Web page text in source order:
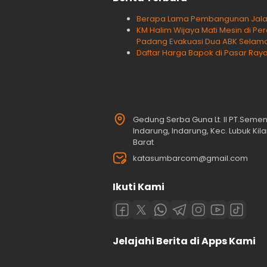
Berapa Lama Pembangunan
KM Halim Wijaya Mati Mesin di
Padang Evakuasi Dua ABK
Daftar Harga Bapok di Pasar
Gedung Serba Guna Lt. II
Indarung, Indarung, Kec. Lubuk
Barat
katasumbarcom@gmail.com
Ikuti Kami
Jelajahi Berita di Apps Kami